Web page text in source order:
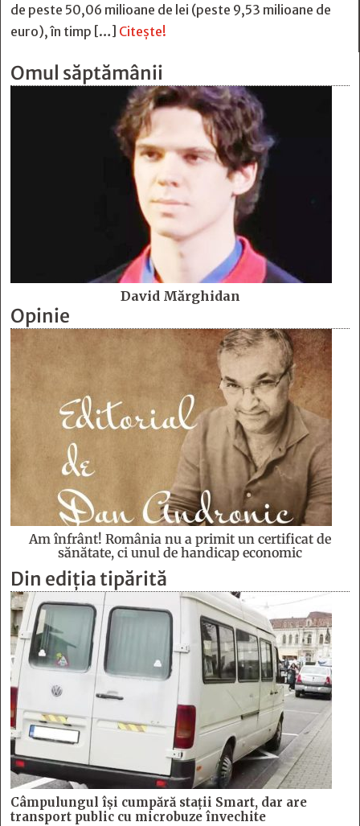
de peste 50,06 milioane de lei (peste 9,53 milioane de
euro), în timp […] Citește!
Omul săptămânii
David Mărghidan
Opinie
Am înfrânt! România nu a primit un certificat de
sănătate, ci unul de handicap economic
Din ediția tipărită
Câmpulungul îşi cumpără staţii Smart, dar are
transport public cu microbuze învechite